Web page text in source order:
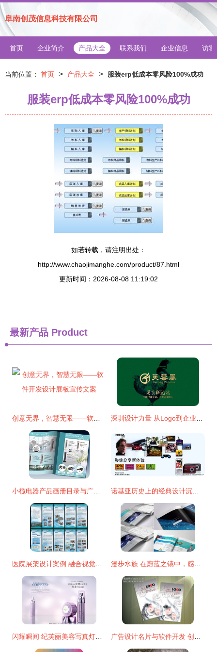
阜南创茂信息科技有限公司
首页 企业简介 产品大全 联系我们 企业信息 访客
当前位置： 首页 > 产品大全 > 服装erp低成本零风险100%成功
服装erp低成本零风险100%成功
如若转载，请注明出处：
http://www.chaojimanghe.com/product/87.html
更新时间：2026-08-08 11:19:02
最新产品 Product